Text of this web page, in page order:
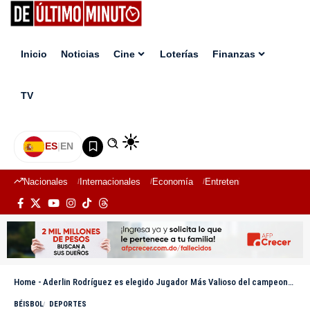
Inicio Noticias Cine Loterías Finanzas
TV
ES|EN
Nacionales Internacionales Economía Entretenimiento
Home - Aderlin Rodríguez es elegido Jugador Más Valioso del campeonato 2024-2025
BÉISBOL DEPORTES